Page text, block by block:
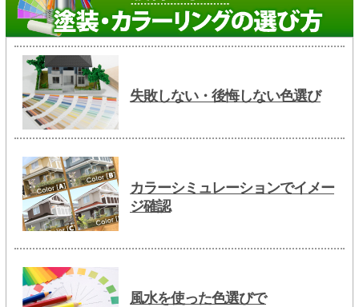
失敗しない・後悔しない色選び
カラーシミュレーションでイメー
ジ確認
風水を使った色選びで